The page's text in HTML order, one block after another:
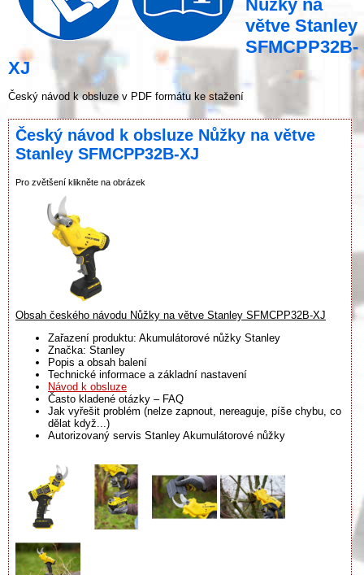
Nůžky na
větve Stanley
SFMCPP32B-
XJ
Český návod k obsluze v PDF formátu ke stažení
Český návod k obsluze Nůžky na větve
Stanley SFMCPP32B-XJ
Pro zvětšení klikněte na obrázek
Obsah českého návodu Nůžky na větve Stanley SFMCPP32B-XJ
Zařazení produktu: Akumulátorové nůžky Stanley
Značka: Stanley
Popis a obsah balení
Technické informace a základní nastavení
Návod k obsluze
Často kladené otázky – FAQ
Jak vyřešit problém (nelze zapnout, nereaguje, píše chybu, co
dělat když...)
Autorizovaný servis Stanley Akumulátorové nůžky